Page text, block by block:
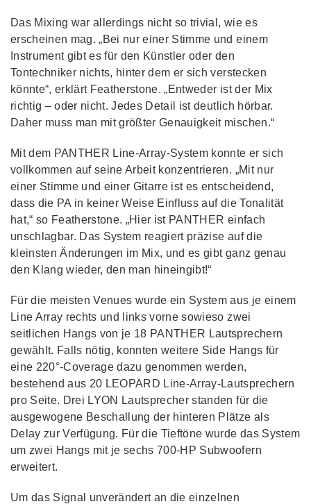
Das Mixing war allerdings nicht so trivial, wie es
erscheinen mag. „Bei nur einer Stimme und einem
Instrument gibt es für den Künstler oder den
Tontechniker nichts, hinter dem er sich verstecken
könnte“, erklärt Featherstone. „Entweder ist der Mix
richtig – oder nicht. Jedes Detail ist deutlich hörbar.
Daher muss man mit größter Genauigkeit mischen.“
Mit dem PANTHER Line-Array-System konnte er sich
vollkommen auf seine Arbeit konzentrieren. „Mit nur
einer Stimme und einer Gitarre ist es entscheidend,
dass die PA in keiner Weise Einfluss auf die Tonalität
hat,“ so Featherstone. „Hier ist PANTHER einfach
unschlagbar. Das System reagiert präzise auf die
kleinsten Änderungen im Mix, und es gibt ganz genau
den Klang wieder, den man hineingibt!“
Für die meisten Venues wurde ein System aus je einem
Line Array rechts und links vorne sowieso zwei
seitlichen Hangs von je 18 PANTHER Lautsprechern
gewählt. Falls nötig, konnten weitere Side Hangs für
eine 220°-Coverage dazu genommen werden,
bestehend aus 20 LEOPARD Line-Array-Lautsprechern
pro Seite. Drei LYON Lautsprecher standen für die
ausgewogene Beschallung der hinteren Plätze als
Delay zur Verfügung. Für die Tieftöne wurde das System
um zwei Hangs mit je sechs 700-HP Subwoofern
erweitert.
Um das Signal unverändert an die einzelnen